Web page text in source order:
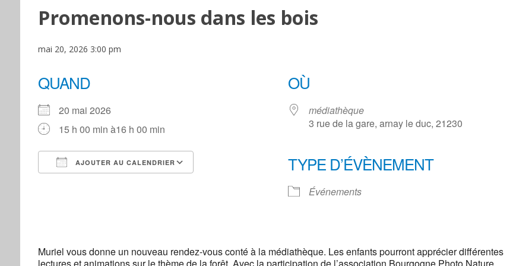
Promenons-nous dans les bois
mai 20, 2026 3:00 pm
QUAND
20 mai 2026
15 h 00 min à16 h 00 min
AJOUTER AU CALENDRIER
OÙ
médiathèque
3 rue de la gare, arnay le duc, 21230
TYPE D’ÉVÈNEMENT
Événements
Muriel vous donne un nouveau rendez-vous conté à la médiathèque. Les enfants pourront apprécier différentes
lectures et animations sur le thème de la forêt. Avec la participation de l’association Bourgogne Photo Nature.